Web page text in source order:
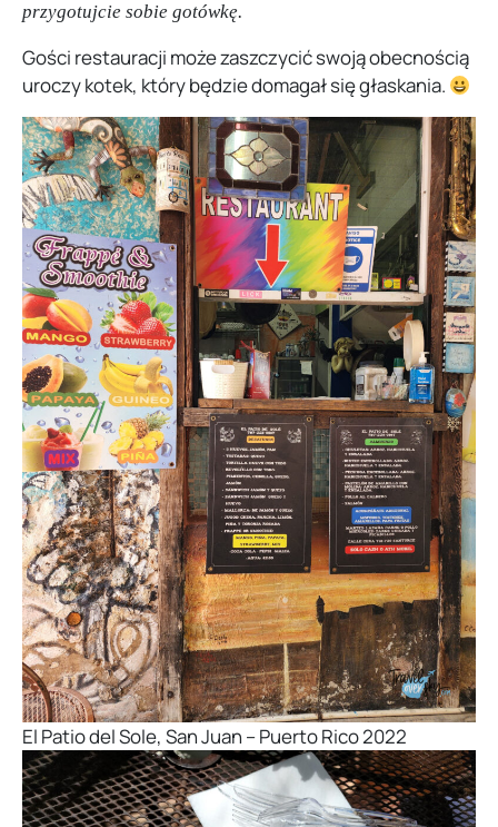
przygotujcie sobie gotówkę.
Gości restauracji może zaszczycić swoją obecnością
uroczy kotek, który będzie domagał się głaskania.
El Patio del Sole, San Juan – Puerto Rico 2022